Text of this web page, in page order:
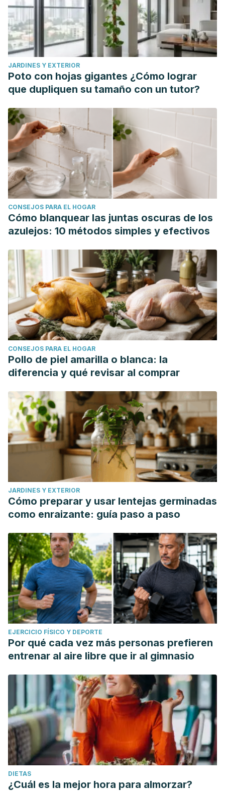
JARDINES Y EXTERIOR
Poto con hojas gigantes ¿Cómo lograr
que dupliquen su tamaño con un tutor?
CONSEJOS PARA EL HOGAR
Cómo blanquear las juntas oscuras de los
azulejos: 10 métodos simples y efectivos
CONSEJOS PARA EL HOGAR
Pollo de piel amarilla o blanca: la
diferencia y qué revisar al comprar
JARDINES Y EXTERIOR
Cómo preparar y usar lentejas germinadas
como enraizante: guía paso a paso
EJERCICIO FÍSICO Y DEPORTE
Por qué cada vez más personas prefieren
entrenar al aire libre que ir al gimnasio
DIETAS
¿Cuál es la mejor hora para almorzar?